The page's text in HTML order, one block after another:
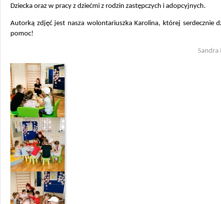
Dziecka oraz w pracy z dziećmi z rodzin zastępczych i adopcyjnych.
Autorką zdjęć jest nasza wolontariuszka Karolina, której serdecznie
pomoc!
Sandra